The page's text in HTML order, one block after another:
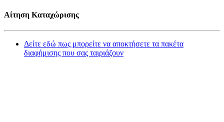
Αίτηση Καταχώρισης
Δείτε εδώ πως μπορείτε να αποκτήσετε τα πακέτα
διαφήμισης που σας ταιριάζουν